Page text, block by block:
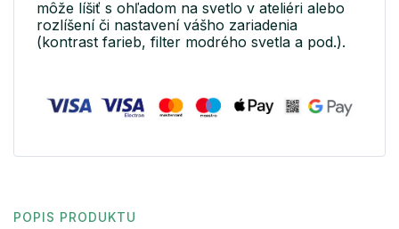
môže líšiť s ohľadom na svetlo v ateliéri alebo
rozlíšení či nastavení vášho zariadenia
(kontrast farieb, filter modrého svetla a pod.).
POPIS PRODUKTU